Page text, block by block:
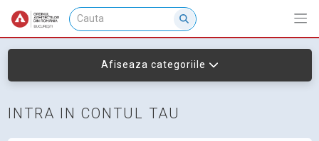
Afiseaza categoriile
INTRA IN CONTUL TAU